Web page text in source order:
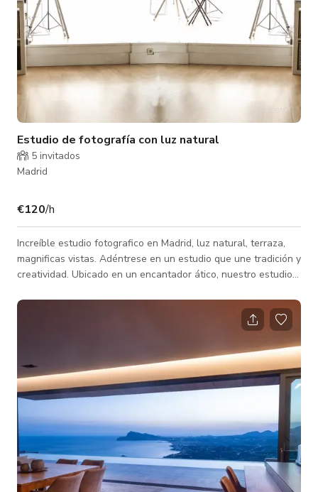
Estudio de fotografía con luz natural
5 invitados
Madrid
€120/h
Increíble estudio fotografico en Madrid, luz natural, terraza,
magnificas vistas. Adéntrese en un estudio que une tradición y
creatividad. Ubicado en un encantador ático, nuestro estudio
aquellos pioneros que fusionaron la mirada del pintor con la
cuidadosamente orientada para reflejar los clásicos talleres